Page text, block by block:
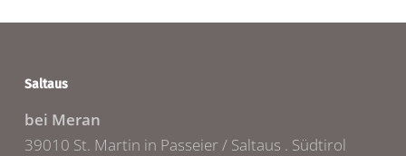
Saltaus
bei Meran
39010 St. Martin in Passeier / Saltaus . Südtirol